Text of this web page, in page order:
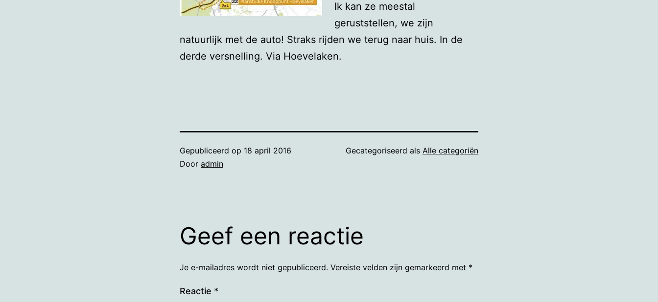
Ik kan ze meestal
geruststellen, we zijn
natuurlijk met de auto! Straks rijden we terug naar huis. In de
derde versnelling. Via Hoevelaken.
Gepubliceerd op 18 april 2016
Door admin
Gecategoriseerd als Alle categoriën
Geef een reactie
Je e-mailadres wordt niet gepubliceerd. Vereiste velden zijn gemarkeerd met *
Reactie *